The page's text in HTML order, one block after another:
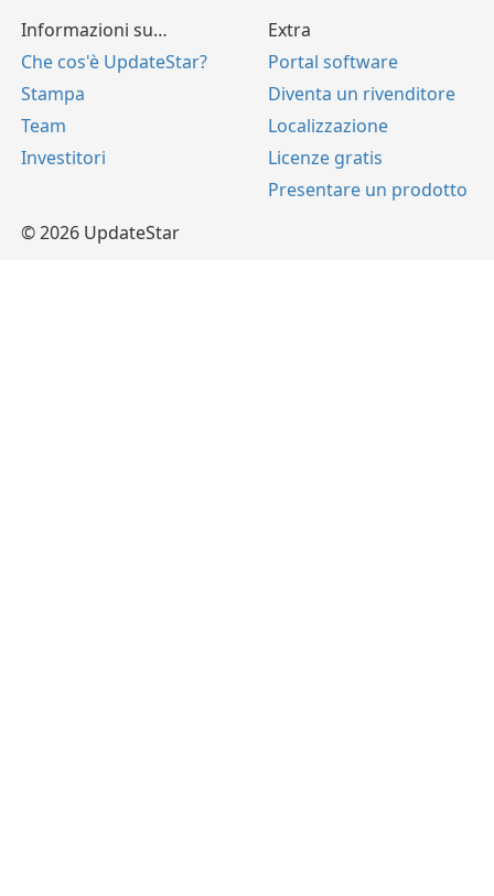
Informazioni su…
Che cos'è UpdateStar?
Stampa
Team
Investitori
Extra
Portal software
Diventa un rivenditore
Localizzazione
Licenze gratis
Presentare un prodotto
© 2026 UpdateStar